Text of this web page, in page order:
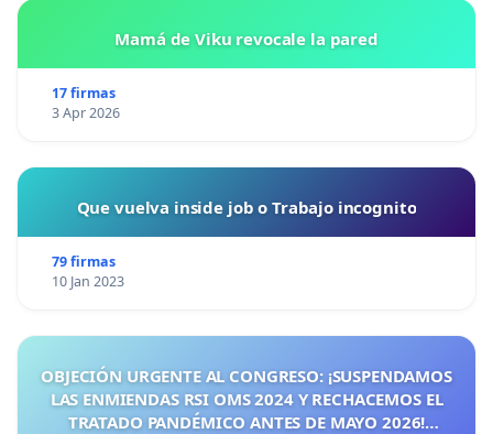
Mamá de Viku revocale la pared
17 firmas
3 Apr 2026
Que vuelva inside job o Trabajo incognito
79 firmas
10 Jan 2023
OBJECIÓN URGENTE AL CONGRESO: ¡SUSPENDAMOS
LAS ENMIENDAS RSI OMS 2024 Y RECHACEMOS EL
TRATADO PANDÉMICO ANTES DE MAYO 2026!